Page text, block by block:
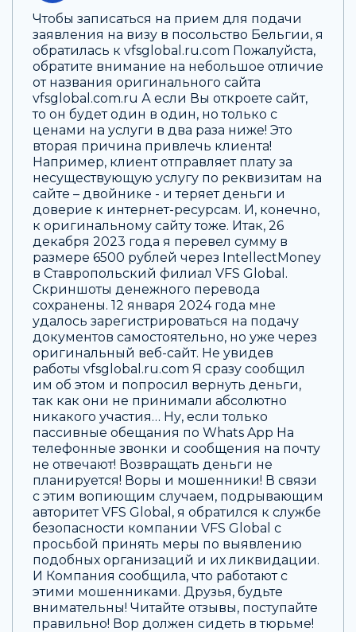
Чтобы записаться на прием для подачи
заявления на визу в посольство Бельгии, я
обратилась к vfsglobal.ru.com Пожалуйста,
обратите внимание на небольшое отличие
от названия оригинального сайта
vfsglobal.com.ru А если Вы откроете сайт,
то он будет один в один, но только с
ценами на услуги в два раза ниже! Это
вторая причина привлечь клиента!
Например, клиент отправляет плату за
несуществующую услугу по реквизитам на
сайте – двойнике - и теряет деньги и
доверие к интернет-ресурсам. И, конечно,
к оригинальному сайту тоже. Итак, 26
декабря 2023 года я перевел сумму в
размере 6500 рублей через IntellectMoney
в Ставропольский филиал VFS Global.
Скриншоты денежного перевода
сохранены. 12 января 2024 года мне
удалось зарегистрироваться на подачу
документов самостоятельно, но уже через
оригинальный веб-сайт. Не увидев
работы vfsglobal.ru.com Я сразу сообщил
им об этом и попросил вернуть деньги,
так как они не принимали абсолютно
никакого участия… Ну, если только
пассивные обещания по Whats App На
телефонные звонки и сообщения на почту
не отвечают! Возвращать деньги не
планируется! Воры и мошенники! В связи
с этим вопиющим случаем, подрывающим
авторитет VFS Global, я обратился к службе
безопасности компании VFS Global с
просьбой принять меры по выявлению
подобных организаций и их ликвидации.
И Компания сообщила, что работают с
этими мошенниками. Друзья, будьте
внимательны! Читайте отзывы, поступайте
правильно! Вор должен сидеть в тюрьме!